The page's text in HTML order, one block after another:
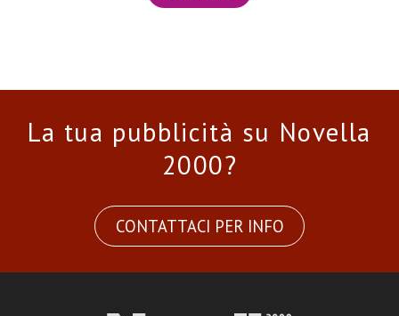
La tua pubblicità su Novella
2000?
CONTATTACI PER INFO